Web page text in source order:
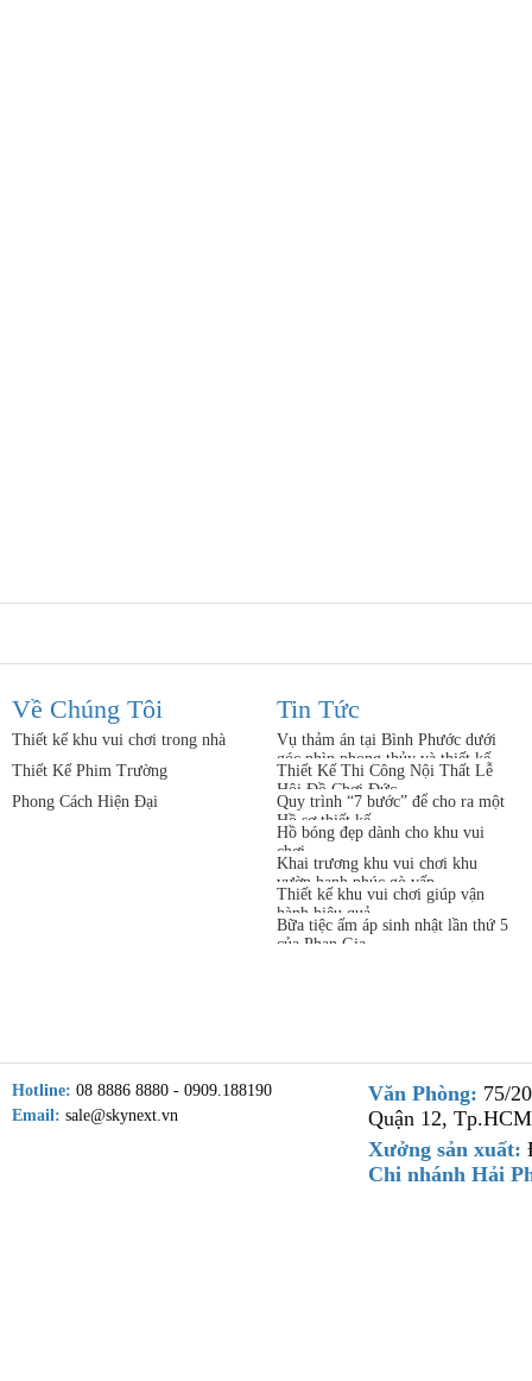
Về Chúng Tôi
Thiết kế khu vui chơi trong nhà
Thiết Kế Phim Trường
Phong Cách Hiện Đại
Tin Tức
Vụ thảm án tại Bình Phước dưới
góc nhìn phong thủy và thiết kế
Thiết Kế Thi Công Nội Thất Lễ
Hội Đồ Chơi Đức
Quy trình “7 bước” để cho ra một
Hồ sơ thiết kế
Hồ bóng đẹp dành cho khu vui
chơi
Khai trương khu vui chơi khu
vườn hạnh phúc gò vấp
Thiết kế khu vui chơi giúp vận
hành hiệu quả
Bữa tiệc ấm áp sinh nhật lần thứ 5
của Phan Gia
Văn Phòng: 75/
Quận 12, Tp.HCM
Xưởng sản xuất:
Chi nhánh Hải
Hotline: 08 8886 8880 - 0909.188190
Email: sale@skynext.vn